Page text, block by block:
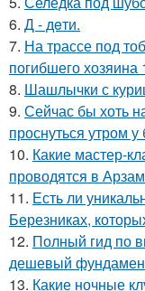
6. Д - дeти.
7. На трассе под
погибшего хозяина
8. Шашлычки с
9. Сейчас бы хоть
проснуться утром
10. Какие мастер-
проводятся в
11. Есть ли
Березниках,
12. Полный гид по
дешевый
13. Какие ночные